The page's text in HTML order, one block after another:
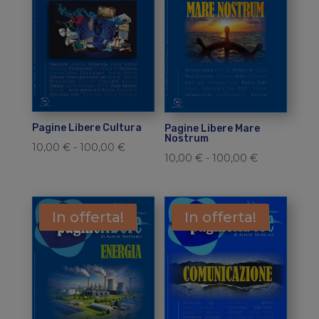
100,00 €
Pagine Libere Cultura
10,00 € - 100,00 €Fascia
da
10,00 €
a
100,00 €
Pagine Libere Mare
Nostrum
10,00€ - 100,00€Fascia
prezzo:
da
10,00 €
100,00 €
In offerta! In offerta!